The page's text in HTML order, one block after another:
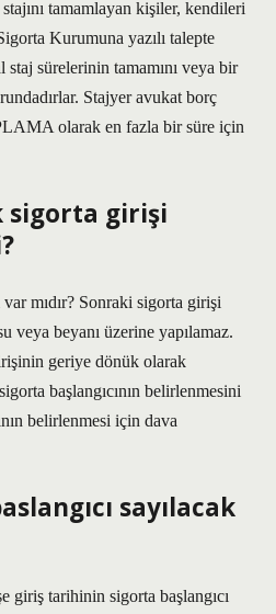
tamamlayan kişiler, kendileri
Kurumuna yazılı talepte
sürelerinin tamamını veya bir
Stajyer avukat borç
olarak en fazla bir süre için
sigorta girişi
mıdır? Sonraki sigorta girişi
veya beyanı üzerine yapılamaz.
geriye dönük olarak
başlangıcının belirlenmesini
belirlenmesi için dava
sayılacak
giriş tarihinin sigorta başlangıcı